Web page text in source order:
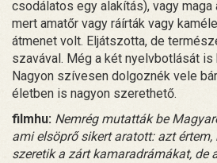
csodálatos egy alakítás), vagy
mert amatőr vagy ráírták vagy
átmenet volt. Eljátszotta, de
szavával. Még a két nyelvbotlását is
Nagyon szívesen dolgoznék vele
életben is nagyon szerethető.
filmhu: Nemrég mutatták be
ami elsöprő sikert aratott: azt
szeretik a zárt kamaradrámákat, de